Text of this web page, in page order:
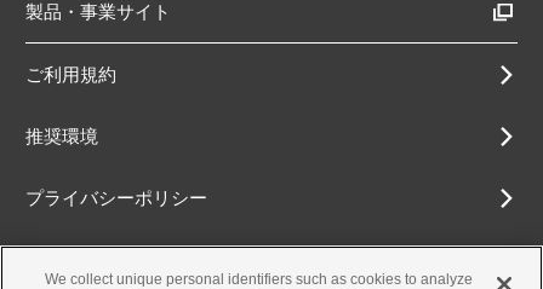
製品・事業サイト
ご利用規約
推奨環境
プライバシーポリシー
We collect unique personal identifiers such as cookies to analyze